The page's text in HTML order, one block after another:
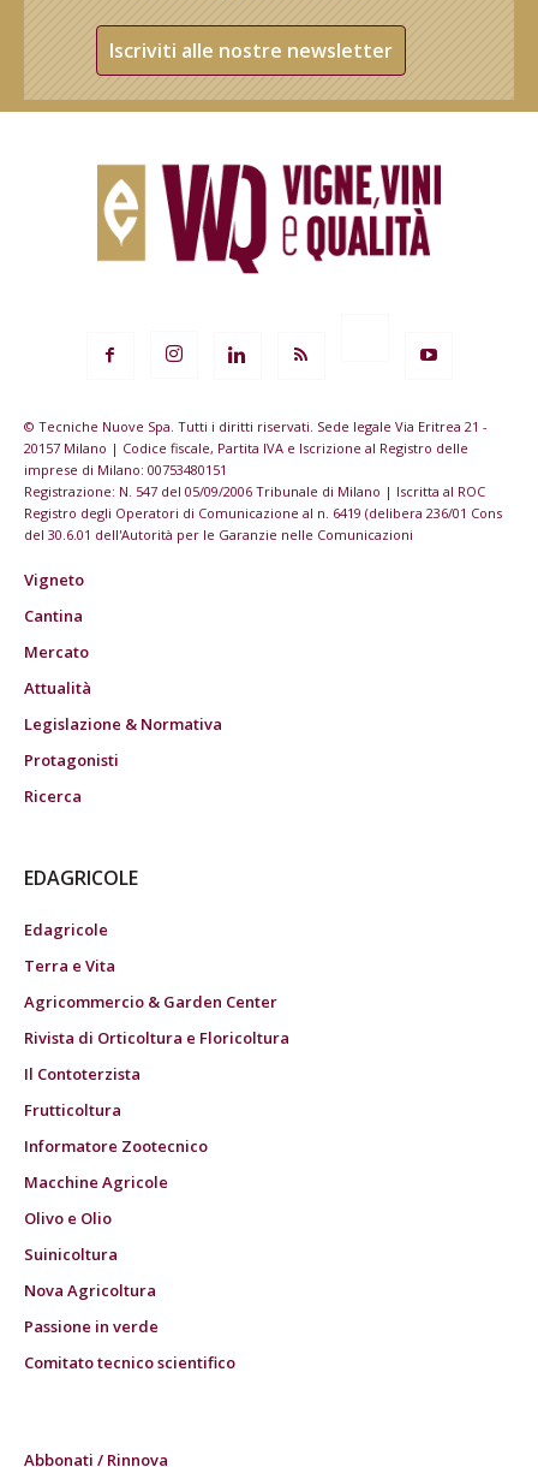
Iscriviti alle nostre newsletter
© Tecniche Nuove Spa. Tutti i diritti riservati. Sede legale Via Eritrea 21 -
20157 Milano | Codice fiscale, Partita IVA e Iscrizione al Registro delle
imprese di Milano: 00753480151
Registrazione: N. 547 del 05/09/2006 Tribunale di Milano | Iscritta al ROC
Registro degli Operatori di Comunicazione al n. 6419 (delibera 236/01 Cons
del 30.6.01 dell'Autorità per le Garanzie nelle Comunicazioni
Vigneto
Cantina
Mercato
Attualità
Legislazione & Normativa
Protagonisti
Ricerca
EDAGRICOLE
Edagricole
Terra e Vita
Agricommercio & Garden Center
Rivista di Orticoltura e Floricoltura
Il Contoterzista
Frutticoltura
Informatore Zootecnico
Macchine Agricole
Olivo e Olio
Suinicoltura
Nova Agricoltura
Passione in verde
Comitato tecnico scientifico
Abbonati / Rinnova